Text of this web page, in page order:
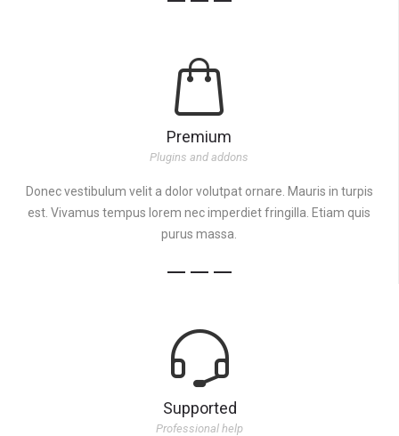
Premium
Plugins and addons
Donec vestibulum velit a dolor volutpat ornare. Mauris in turpis
est. Vivamus tempus lorem nec imperdiet fringilla. Etiam quis
purus massa.
Supported
Professional help